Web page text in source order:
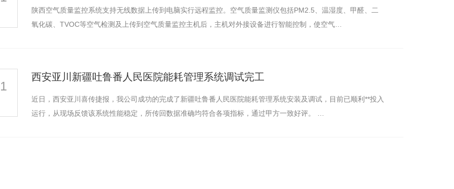
陕西空气质量监控系统支持无线数据上传到电脑实行远程监控。空气质量监测仪包括PM2.5、温湿度、甲醛、二
氧化碳、TVOC等空气检测及上传到空气质量监控主机后，主机对外接设备进行智能控制，使空气…
西安亚川新疆吐鲁番人民医院能耗管理系统调试完工
近日，西安亚川喜传捷报，我公司成功的完成了新疆吐鲁番人民医院能耗管理系统安装及调试，目前已顺利**投入
运行，从现场反馈该系统性能稳定，所传回数据准确均符合各项指标，通过甲方一致好评。 …